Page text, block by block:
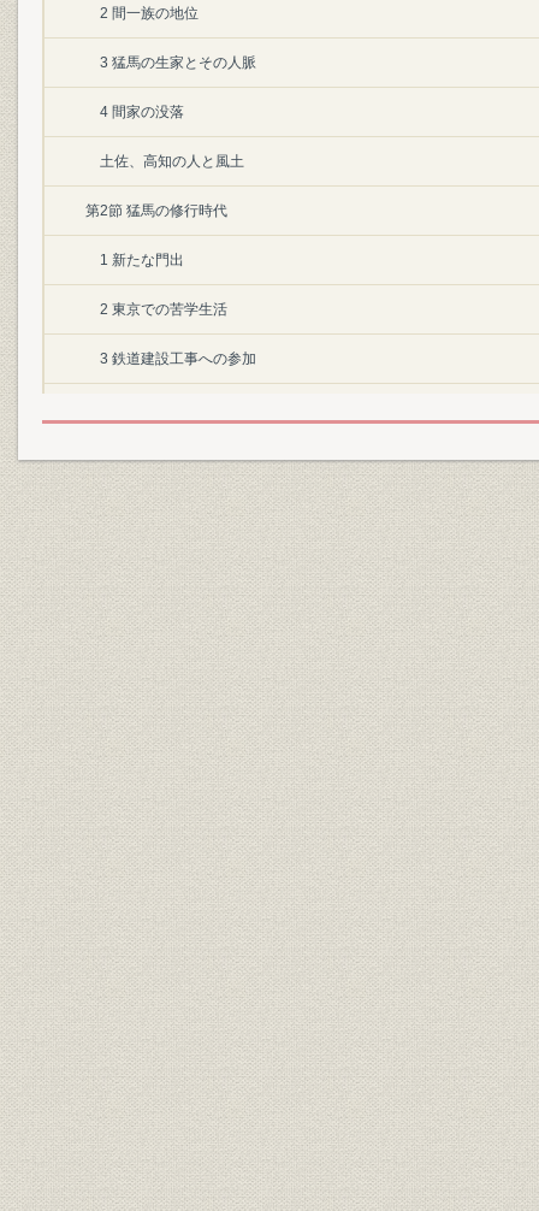
2 間一族の地位
3 猛馬の生家とその人脈
4 間家の没落
土佐、高知の人と風土
第2節 猛馬の修行時代
1 新たな門出
2 東京での苦学生活
3 鉄道建設工事への参加
1 独立への志
2 思いがけない幸運
第1章 間組の旗揚げと苦難 明治22―33年
第1節 九州の鉄道建設と間組創業
1 当組創業期の九州鉄道・筑豊興業鉄道工事
2 高知郷友支援による独立と不振休業期
第2節 事業の再開と初期人材の結集
1 事業の再開と組体制整備
2 再開工事による人間関係のひろがり
3 間組長の結婚
4 日清戦争後の事業拡大
第3節 本州への進出と熊本本店時代
1 本州工事への参加と人脈形成
2 熊本本店時代と事業・陣容の拡大
3 熊本本店の繁忙と飛躍への提案
第2章 企業体制の形成 明治33―40年